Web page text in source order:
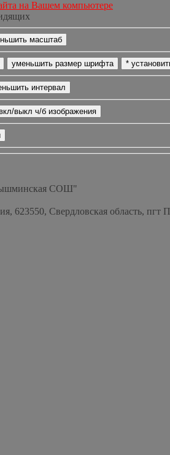
на Вашем компьютере
СОШ"
623550, Свердловская область,